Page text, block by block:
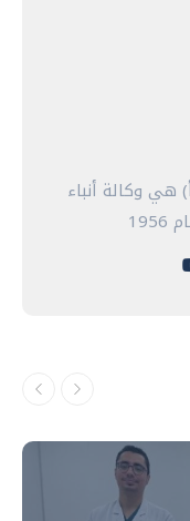
هي وكالة أنباء